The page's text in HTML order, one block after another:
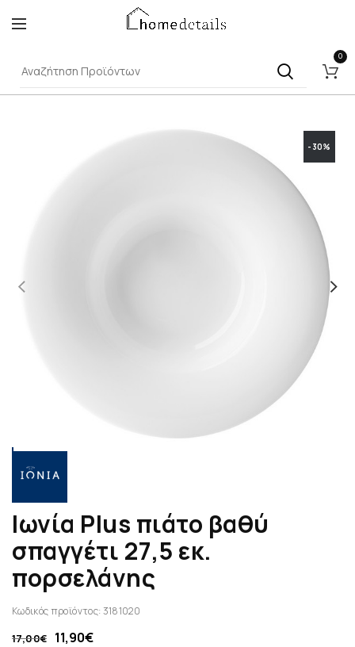
0
-30%
Ιωνία Plus πιάτο βαθύ
σπαγγέτι 27,5 εκ.
πορσελάνης
Κωδικός προϊόντος: 3181020
17,00€ 11,90€